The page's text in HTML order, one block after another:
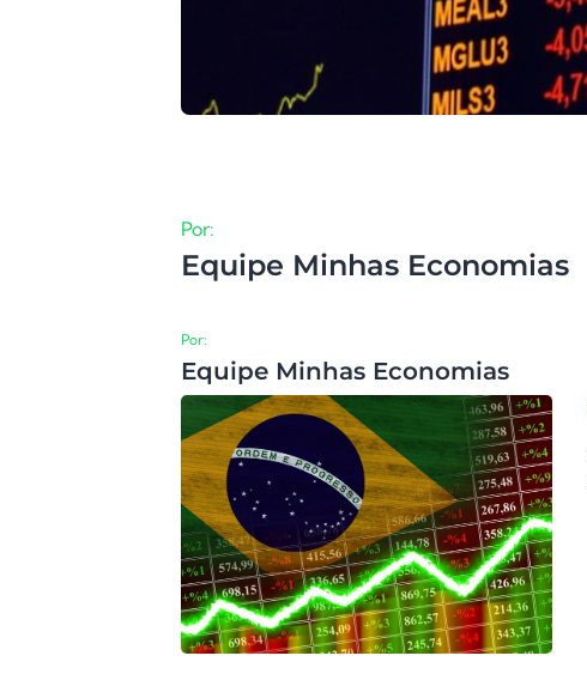
Por:
Equipe Minhas Economias
Por:
Equipe Minhas Economias